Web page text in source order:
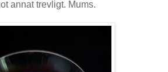
annat trevligt. Mums.